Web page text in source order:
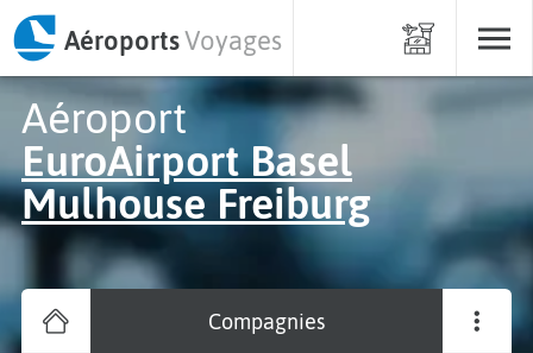
AéroportsVoyages
Aéroport
EuroAirport Basel
Mulhouse Freiburg
Compagnies